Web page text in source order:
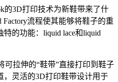
的3D打印技术为新鞋带来了什
Factory流程使其能够将鞋子的重
的功能：liquid lace和liquid
可拉伸的“鞋带”直接打印到鞋子
，灵活的3D打印鞋带设计用于